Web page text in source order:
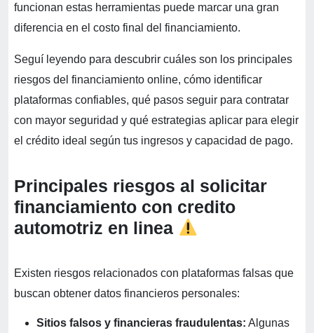
funcionan estas herramientas puede marcar una gran
diferencia en el costo final del financiamiento.
Seguí leyendo para descubrir cuáles son los principales
riesgos del financiamiento online, cómo identificar
plataformas confiables, qué pasos seguir para contratar
con mayor seguridad y qué estrategias aplicar para elegir
el crédito ideal según tus ingresos y capacidad de pago.
Principales riesgos al solicitar
financiamiento con credito
automotriz en linea
Existen riesgos relacionados con plataformas falsas que
buscan obtener datos financieros personales:
Sitios falsos y financieras fraudulentas: Algunas